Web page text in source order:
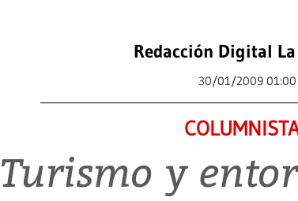
Redacción Digital
30/01/2009 01:00
Turismo y